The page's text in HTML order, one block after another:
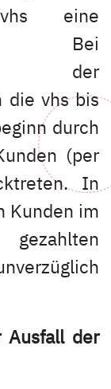
eine
Bei
der
die vhs bis
durch
(per
In
Kunden im
Ausfall der